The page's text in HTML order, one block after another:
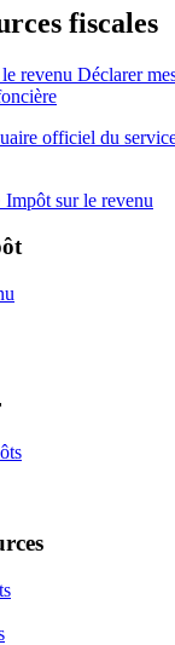
fiscales
revenu Déclarer
officiel du
Impôt sur le revenu